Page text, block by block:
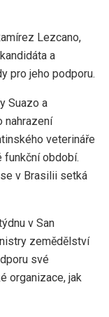
Lezcano,
a
pro jeho podporu.
Suazo a
nahrazení
veterináře
funkční období.
v Brasilii setká
v San
zemědělství
své
organizace, jak